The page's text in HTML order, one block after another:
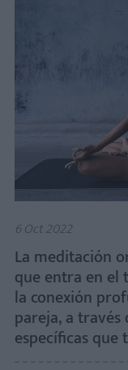
6 Oct 2022
La meditación
que entra en el
la conexión
pareja, a través
específicas